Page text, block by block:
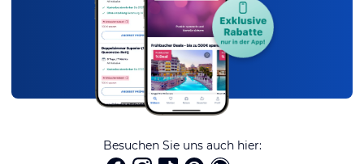
Besuchen Sie uns auch hier: